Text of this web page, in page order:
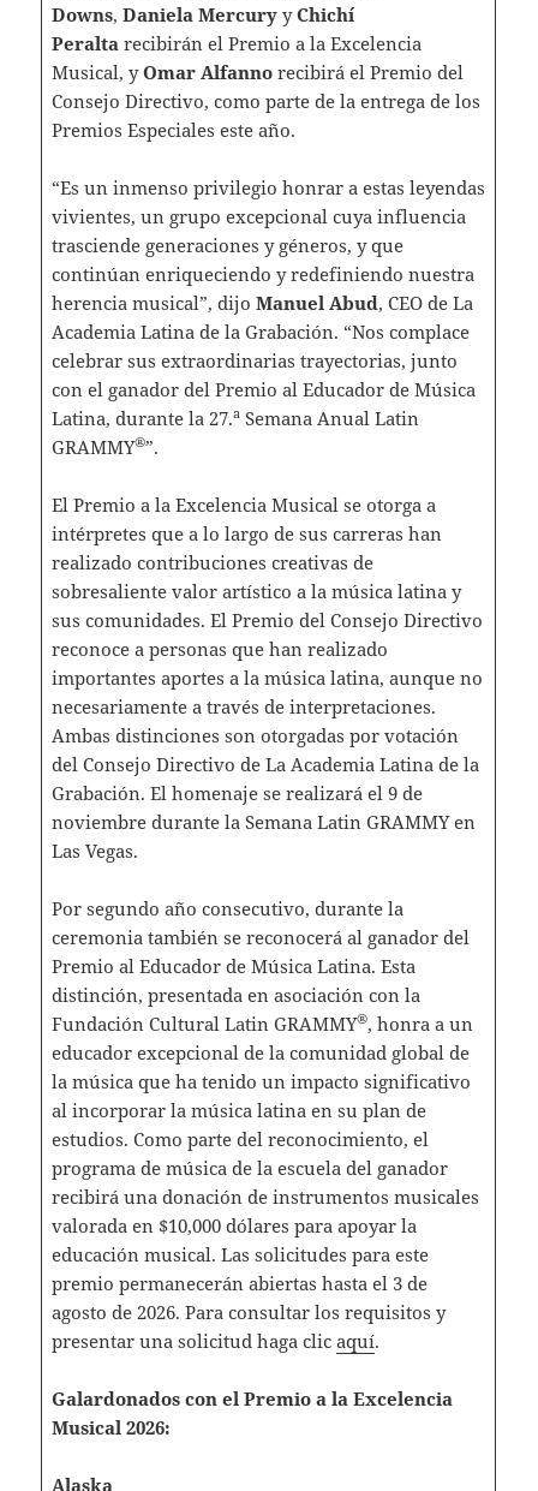
Downs, Daniela MercuryyChichí
Peralta recibirán el Premio a la Excelencia
Musical, yOmar Alfannorecibirá el Premio del
Consejo Directivo, como parte de la entrega de los
Premios Especiales este año.
“Es un inmenso privilegio honrar a estas leyendas
vivientes, un grupo excepcional cuya influencia
trasciende generaciones y géneros, y que
continúan enriqueciendo y redefiniendo nuestra
herencia musical”, dijo Manuel Abud, CEO de La
Academia Latina de la Grabación. “Nos complace
celebrar sus extraordinarias trayectorias, junto
con el ganador del Premio al Educador de Música
Latina, durante la 27.aSemana Anual Latin
GRAMMY®”.
El Premio a la Excelencia Musical se otorga a
intérpretes que a lo largo de sus carreras han
realizado contribuciones creativas de
sobresaliente valor artístico a la música latina y
sus comunidades. El Premio del Consejo Directivo
reconoce a personas que han realizado
importantes aportes a la música latina, aunque no
necesariamente a través de interpretaciones.
Ambas distinciones son otorgadas por votación
del Consejo Directivo de La Academia Latina de la
Grabación. El homenaje se realizará el 9 de
noviembre durante la Semana Latin GRAMMY en
Las Vegas.
Por segundo año consecutivo, durante la
ceremonia también se reconocerá al ganador del
Premio al Educador de Música Latina. Esta
distinción, presentada en asociación con la
Fundación Cultural Latin GRAMMY®, honra a un
educador excepcional de la comunidad global de
la música que ha tenido un impacto significativo
al incorporar la música latina en su plan de
estudios. Como parte del reconocimiento, el
programa de música de la escuela del ganador
recibirá una donación de instrumentos musicales
valorada en $10,000 dólares para apoyar la
educación musical. Las solicitudes para este
premio permanecerán abiertas hasta el 3 de
agosto de 2026. Para consultar los requisitos y
presentar una solicitud haga clic aquí.
Galardonados con el Premio a la Excelencia
Musical 2026:
Alaska